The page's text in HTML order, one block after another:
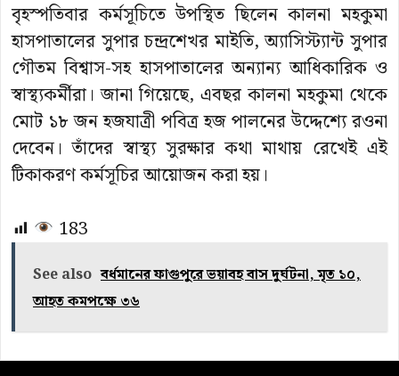
বৃহস্পতিবার কর্মসূচিতে উপস্থিত ছিলেন কালনা মহকুমা
হাসপাতালের সুপার চন্দ্রশেখর মাইতি, অ্যাসিস্ট্যান্ট সুপার
গৌতম বিশ্বাস-সহ হাসপাতালের অন্যান্য আধিকারিক ও
স্বাস্থ্যকর্মীরা। জানা গিয়েছে, এবছর কালনা মহকুমা থেকে
মোট ১৮ জন হজযাত্রী পবিত্র হজ পালনের উদ্দেশ্যে রওনা
দেবেন। তাঁদের স্বাস্থ্য সুরক্ষার কথা মাথায় রেখেই এই
টিকাকরণ কর্মসূচির আয়োজন করা হয়।
183
See also বর্ধমানের ফাগুপুরে ভয়াবহ বাস দুর্ঘটনা, মৃত ১০,
আহত কমপক্ষে ৩৬